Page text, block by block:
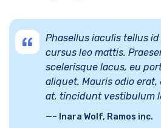
Phasellus iaculis tellus
cursus leo mattis.
scelerisque lacus, eu
aliquet. Mauris odio
at, tincidunt vestibulum
– Inara Wolf, Ramos inc.